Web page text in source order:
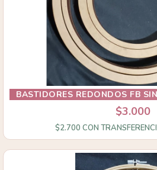
BASTIDORES REDONDOS FB
$3.000
$2.700 CON